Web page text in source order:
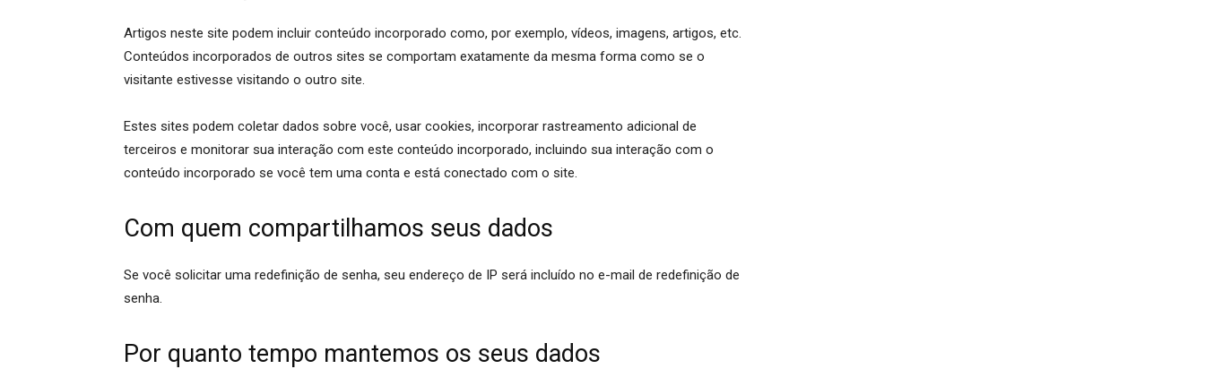
Artigos neste site podem incluir conteúdo incorporado como, por exemplo, vídeos, imagens, artigos, etc.
Conteúdos incorporados de outros sites se comportam exatamente da mesma forma como se o
visitante estivesse visitando o outro site.
Estes sites podem coletar dados sobre você, usar cookies, incorporar rastreamento adicional de
terceiros e monitorar sua interação com este conteúdo incorporado, incluindo sua interação com o
conteúdo incorporado se você tem uma conta e está conectado com o site.
Com quem compartilhamos seus dados
Se você solicitar uma redefinição de senha, seu endereço de IP será incluído no e-mail de redefinição de
senha.
Por quanto tempo mantemos os seus dados